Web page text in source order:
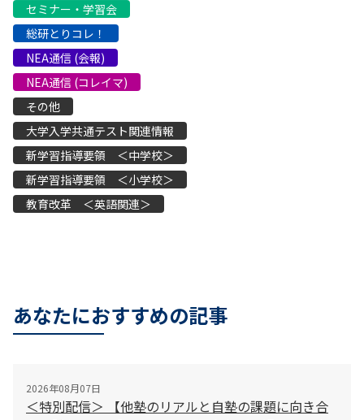
セミナー・学習会
総研とりコレ！
NEA通信 (会報)
NEA通信 (コレイマ)
その他
大学入学共通テスト関連情報
新学習指導要領 ＜中学校＞
新学習指導要領 ＜小学校＞
教育改革 ＜英語関連＞
あなたにおすすめの記事
2026年08月07日
＜特別配信＞ 【他塾のリアルと自塾の課題に向き合